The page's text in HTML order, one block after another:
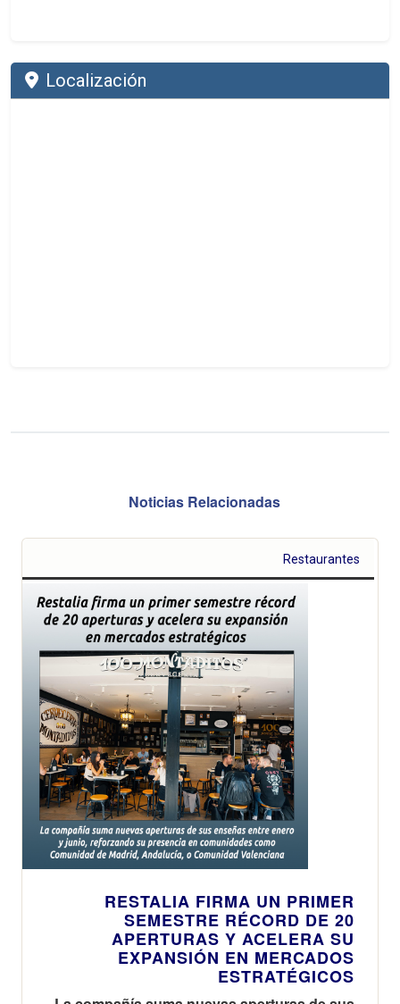
Localización
Noticias Relacionadas
Restaurantes
RESTALIA FIRMA UN PRIMER
SEMESTRE RÉCORD DE 20
APERTURAS Y ACELERA SU
EXPANSIÓN EN MERCADOS
ESTRATÉGICOS